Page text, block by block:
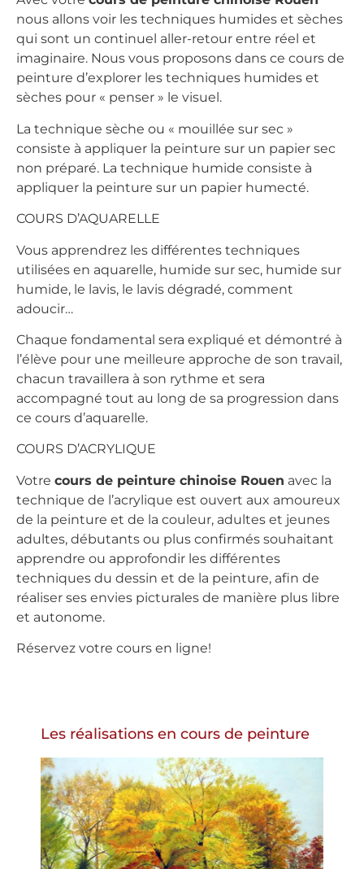
nous allons voir les techniques humides et sèches
qui sont un continuel aller-retour entre réel et
imaginaire. Nous vous proposons dans ce cours de
peinture d’explorer les techniques humides et
sèches pour « penser » le visuel.
La technique sèche ou « mouillée sur sec »
consiste à appliquer la peinture sur un papier sec
non préparé. La technique humide consiste à
appliquer la peinture sur un papier humecté.
COURS D’AQUARELLE
Vous apprendrez les différentes techniques
utilisées en aquarelle, humide sur sec, humide sur
humide, le lavis, le lavis dégradé, comment
adoucir…
Chaque fondamental sera expliqué et démontré à
l’élève pour une meilleure approche de son travail,
chacun travaillera à son rythme et sera
accompagné tout au long de sa progression dans
ce cours d’aquarelle.
COURS D’ACRYLIQUE
Votre cours de peinture chinoise Rouen avec la
technique de l’acrylique est ouvert aux amoureux
de la peinture et de la couleur, adultes et jeunes
adultes, débutants ou plus confirmés souhaitant
apprendre ou approfondir les différentes
techniques du dessin et de la peinture, afin de
réaliser ses envies picturales de manière plus libre
et autonome.
Réservez votre cours en ligne!
Les réalisations en cours de peinture